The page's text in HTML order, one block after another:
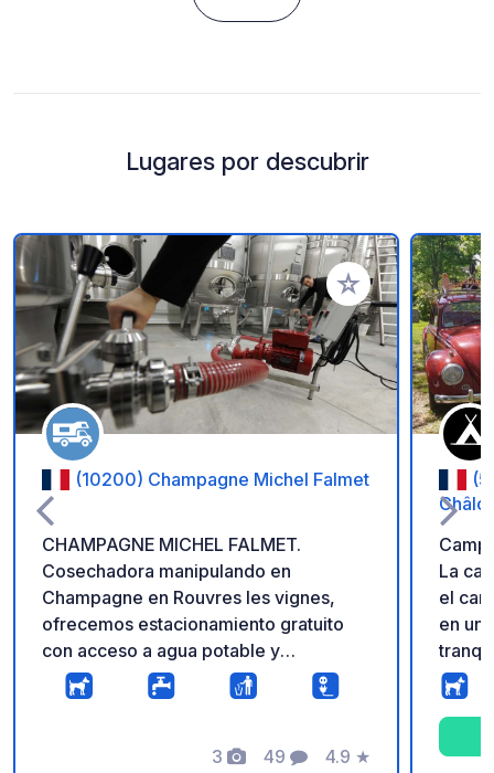
Lugares por descubrir
Añadir a tus
(10200) Champagne Michel Falmet
CHAMPAGNE MICHEL FALMET.
Cosechadora manipulando en
Champagne en Rouvres les vignes,
ofrecemos estacionamiento gratuito
con acceso a agua potable y
electricidad. 8 estacionamientos
disponibles en un lugar plano y
una visita guiada por nuestras
3
Fotos
49
Comentarios
4.9
Calificación
★
La
el
en
sitio
de